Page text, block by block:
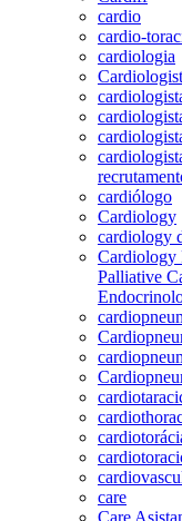
cardio
cardio-
cardiologia
cardiólogo
Cardiology
cardiology
Cardiology
Palliative
care
Care